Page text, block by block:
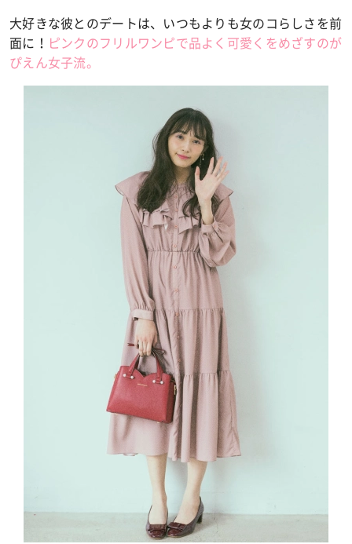
大好きな彼とのデートは、いつもよりも女のコらしさを前
面に！ ピンクのフリルワンピで品よく可愛くをめざすのが
ぴえん女子流。